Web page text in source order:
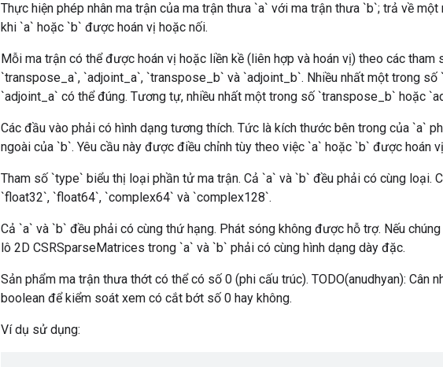
Thực hiện phép nhân ma trận của ma trận thưa `a` với ma trận thưa `b`; trả về
khi `a` hoặc `b` được hoán vị hoặc nối.
Mỗi ma trận có thể được hoán vị hoặc liền kề (liên hợp và hoán vị) theo các tham
`transpose_a`, `adjoint_a`, `transpose_b` và `adjoint_b`. Nhiều nhất một trong
`adjoint_a` có thể đúng. Tương tự, nhiều nhất một trong số `transpose_b` hoặc
Các đầu vào phải có hình dạng tương thích. Tức là kích thước bên trong của `a`
ngoài của `b`. Yêu cầu này được điều chỉnh tùy theo việc `a` hoặc `b` được hoán
Tham số `type` biểu thị loại phần tử ma trận. Cả `a` và `b` đều phải có cùng loại.
`float32`, `float64`, `complex64` và `complex128`.
Cả `a` và `b` đều phải có cùng thứ hạng. Phát sóng không được hỗ trợ. Nếu
lô 2D CSRSparseMatrices trong `a` và `b` phải có cùng hình dạng dày đặc.
Sản phẩm ma trận thưa thớt có thể có số 0 (phi cấu trúc). TODO(anudhyan): Cân
boolean để kiểm soát xem có cắt bớt số 0 hay không.
Ví dụ sử dụng: